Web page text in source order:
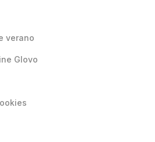
verano
Glovo